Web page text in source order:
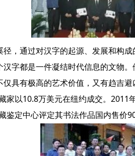
，通过对汉字的起源、发展和构
字都是一件凝结时代信息的文物
具有极高的艺术价值，又有趋吉避
家以10.8万美元在纽约成交。2011
鉴定中心评定其书法作品国内售价